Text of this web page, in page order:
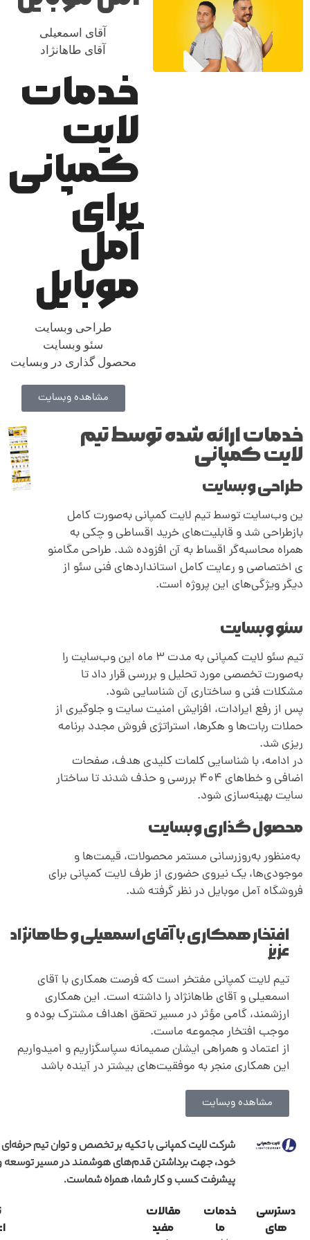
آقای اسمعیلی
آقای طاهانژاد
خدمات
لایت
کمپانی
برای
آمل
موبایل
طراحی وبسایت
سئو وبسایت
محصول گذاری در وبسایت
مشاهده وبسایت
خدمات ارائه شده توسط تیم
لایت کمپانی
طراحی وبسایت
ین وب‌سایت توسط تیم لایت کمپانی به‌صورت کامل
بازطراحی شد و قابلیت‌های خرید اقساطی و چکی به
همراه محاسبه‌گر اقساط به آن افزوده شد. طراحی مگامنو
ی اختصاصی و رعایت کامل استانداردهای فنی سئو از
دیگر ویژگی‌های این پروژه است.
سئو وبسایت
تیم سئو لایت کمپانی به مدت ۳ ماه این وب‌سایت را
به‌صورت تخصصی مورد تحلیل و بررسی قرار داد تا
مشکلات فنی و ساختاری آن شناسایی شود.
پس از رفع ایرادات، افزایش امنیت سایت و جلوگیری از
حملات ربات‌ها و هکرها، استراتژی فروش مجدد برنامه
ریزی شد.
در ادامه، با شناسایی کلمات کلیدی هدف، صفحات
اضافی و خطاهای ۴۰۴ بررسی و حذف شدند تا ساختار
سایت بهینه‌سازی شود.
محصول گذاری وبسایت
به‌منظور به‌روزرسانی مستمر محصولات، قیمت‌ها و
موجودی‌ها، یک نیروی حضوری از طرف لایت کمپانی برای
فروشگاه آمل موبایل در نظر گرفته شد.
افتخار همکاری با آقای اسمعیلی و طاهانژاد
عزیز
تیم لایت کمپانی مفتخر است که فرصت همکاری با آقای
اسمعیلی و آقای طاهانژاد را داشته است. این همکاری
ارزشمند، گامی مؤثر در مسیر تحقق اهداف مشترک بوده و
موجب افتخار مجموعه ماست.
از اعتماد و همراهی ایشان صمیمانه سپاسگزاریم و امیدواریم
این همکاری منجر به موفقیت‌های بیشتر در آینده باشد
مشاهده وبسایت
شرکت لایت کمپانی با تکیه بر تخصص و توان تیم حرفه‌ای
خود، جهت برداشتن قدم‌های هوشمند در مسیر توسعه
پیشرفت کسب و کار شما، همراه شماست.
دسترسی
های
خدمات
ما
مقالات
مفید